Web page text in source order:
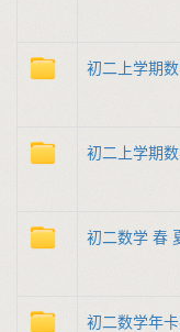
初二上学期
初二上学期
初二数学 春
初二数学年